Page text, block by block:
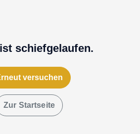
schiefgelaufen.
versuchen
Zur Startseite